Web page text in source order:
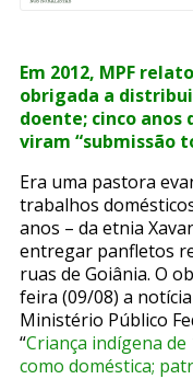
Em 2012, MPF
obrigada a
doente; cinco anos
viram “submissão
Era uma pastora
trabalhos
anos – da etnia
entregar panfletos
ruas de Goiânia. O
feira (09/08) a
Ministério Público
“Criança indígena
como doméstica;